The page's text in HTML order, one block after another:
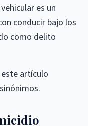
es un
conducir bajo los
como delito
artículo